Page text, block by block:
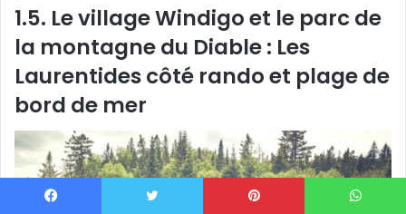
1.5. Le village Windigo et le parc de
la montagne du Diable : Les
Laurentides côté rando et plage de
bord de mer